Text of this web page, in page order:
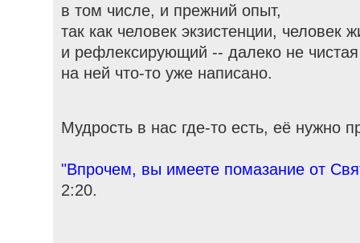
в том числе, и прежний опыт,
так как человек экзистенции, человек
и рефлексирующий -- далеко не
на ней что-то уже написано.
Мудрость в нас где-то есть, её нужно
"Впрочем, вы имеете помазание от
2:20.